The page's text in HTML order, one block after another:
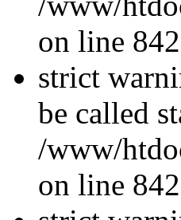
on line
strict
be called
/www/
on line